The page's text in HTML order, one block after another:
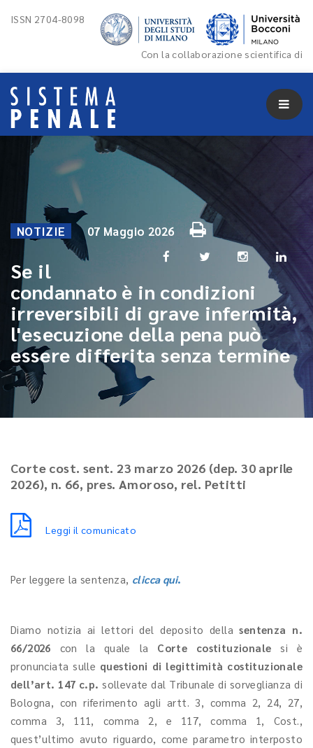
ISSN 2704-8098
Con la collaborazione scientifica di
NOTIZIE 07 Maggio 2026
Se il
condannato è in condizioni
irreversibili di grave infermità,
l'esecuzione della pena può
essere differita senza termine
Corte cost. sent. 23 marzo 2026 (dep. 30 aprile
2026), n. 66, pres. Amoroso, rel. Petitti
Leggi il comunicato
Per leggere la sentenza, clicca qui.
Diamo notizia ai lettori del deposito dellasentenza n.
66/2026 con la quale la Corte costituzionale si è
pronunciata sulle questioni di legittimità costituzionale
dell’art. 147 c.p. sollevate dal Tribunale di sorveglianza di
Bologna, con riferimento agli artt. 3, comma 2, 24, 27,
comma 3, 111, comma 2, e 117, comma 1, Cost.,
quest’ultimo avuto riguardo, come parametro interposto